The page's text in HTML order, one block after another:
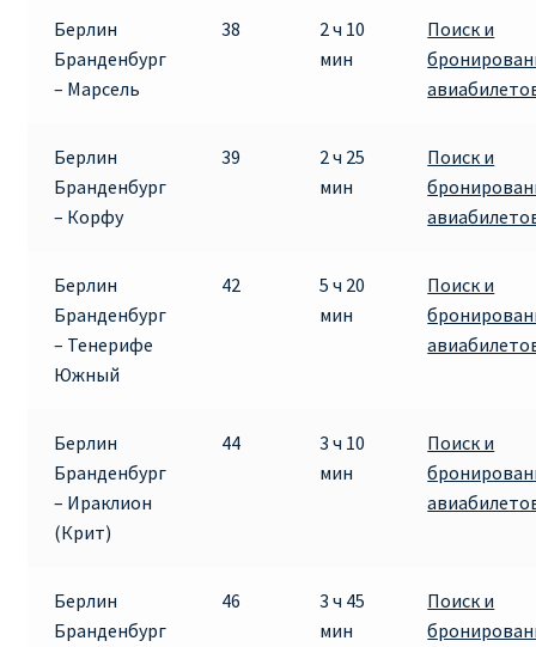
Берлин
Бранденбург
– Марсель
38
2 ч 10
мин
Поиск и
Берлин
Бранденбург
– Корфу
39
2 ч 25
мин
Поиск и
Берлин
Бранденбург
– Тенерифе
Южный
42
5 ч 20
мин
Поиск и
Берлин
Бранденбург
– Ираклион
(Крит)
44
3 ч 10
мин
Поиск и
Берлин
Бранденбург
46
3 ч 45
мин
Поиск и